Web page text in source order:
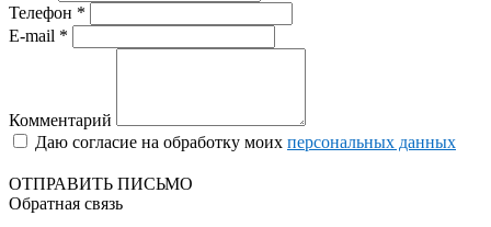
Телефон *
E-mail *
Комментарий
Даю согласие на обработку моих персональных данных
ОТПРАВИТЬ ПИСЬМО
Обратная связь